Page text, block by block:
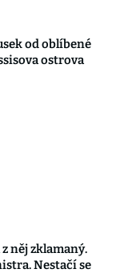
od oblíbené
ostrova
něj zklamaný.
Nestačí se